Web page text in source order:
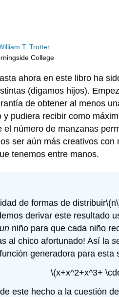
T. Trotter
College
ahora en este libro ha
(digamos hijos).
de obtener al menos
pudiera recibir como
número de manzanas
ser aún más creativos
tenemos entre manos.
de formas de distribuir
derivar este resultado
un niño para que cada niño
al chico afortunado! Así la
generadora para esta
\(x+x^2+x^3+
este hecho a la cuestión